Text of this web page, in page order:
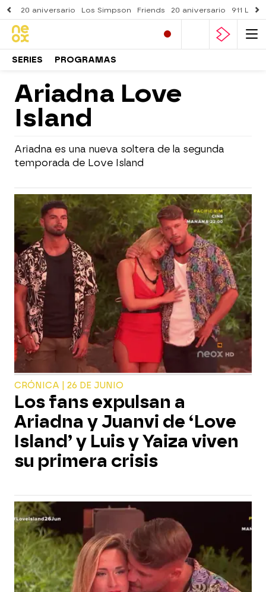
20 aniversario Los Simpson Friends 20 aniversario 911
SERIES PROGRAMAS
Ariadna Love
Island
Ariadna es una nueva soltera de la segunda
temporada de Love Island
CRÓNICA | 26 DE JUNIO
Los fans expulsan a
Ariadna y Juanvi de ‘Love
Island’ y Luis y Yaiza viven
su primera crisis